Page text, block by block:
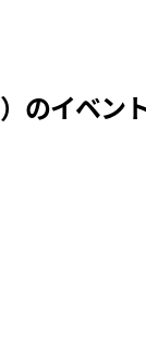
）のイベン